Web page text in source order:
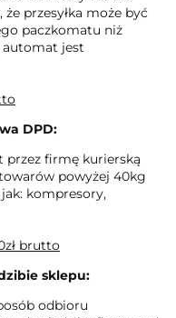
przesyłka może być
paczkomatu niż
automat jest
DPD:
przez firmę kurierską
powyżej 40kg
kompresory,
brutto
sklepu:
odbioru